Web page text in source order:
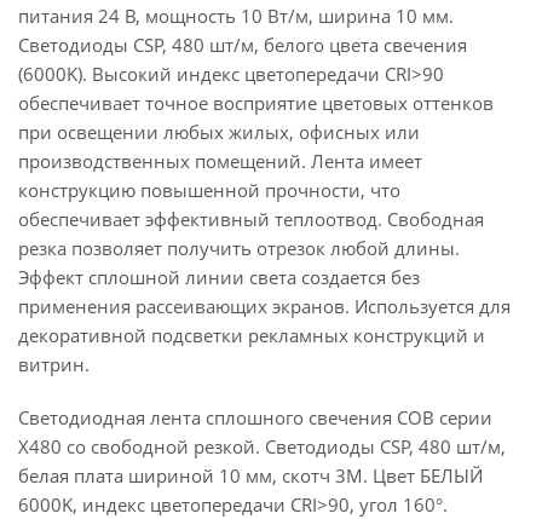
питания 24 В, мощность 10 Вт/м, ширина 10 мм.
Светодиоды CSP, 480 шт/м, белого цвета свечения
(6000K). Высокий индекс цветопередачи CRI>90
обеспечивает точное восприятие цветовых оттенков
при освещении любых жилых, офисных или
производственных помещений. Лента имеет
конструкцию повышенной прочности, что
обеспечивает эффективный теплоотвод. Свободная
резка позволяет получить отрезок любой длины.
Эффект сплошной линии света создается без
применения рассеивающих экранов. Используется для
декоративной подсветки рекламных конструкций и
витрин.
Светодиодная лента сплошного свечения COB серии
X480 со свободной резкой. Светодиоды CSP, 480 шт/м,
белая плата шириной 10 мм, скотч 3M. Цвет БЕЛЫЙ
6000K, индекс цветопередачи CRI>90, угол 160°.